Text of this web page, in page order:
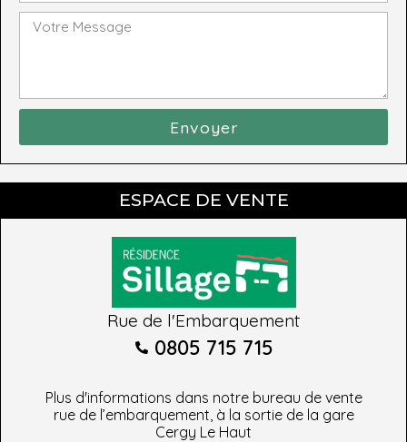
Envoyer
ESPACE DE VENTE
Rue de l'Embarquement
0805 715 715
Plus d'informations dans notre bureau de vente
rue de l’embarquement, à la sortie de la gare
Cergy Le Haut